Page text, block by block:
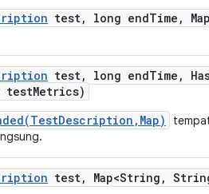
test, long endTime ,
test, long endTime ,
testMetrics)
test, Map<String ,